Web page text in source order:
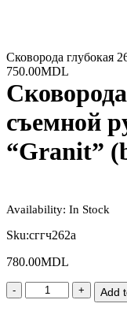
Сковорода глубокая
750.00MDL
съемной
“Granit”
Availability: In Stock
Sku:сггч262а
780.00MDL
Add